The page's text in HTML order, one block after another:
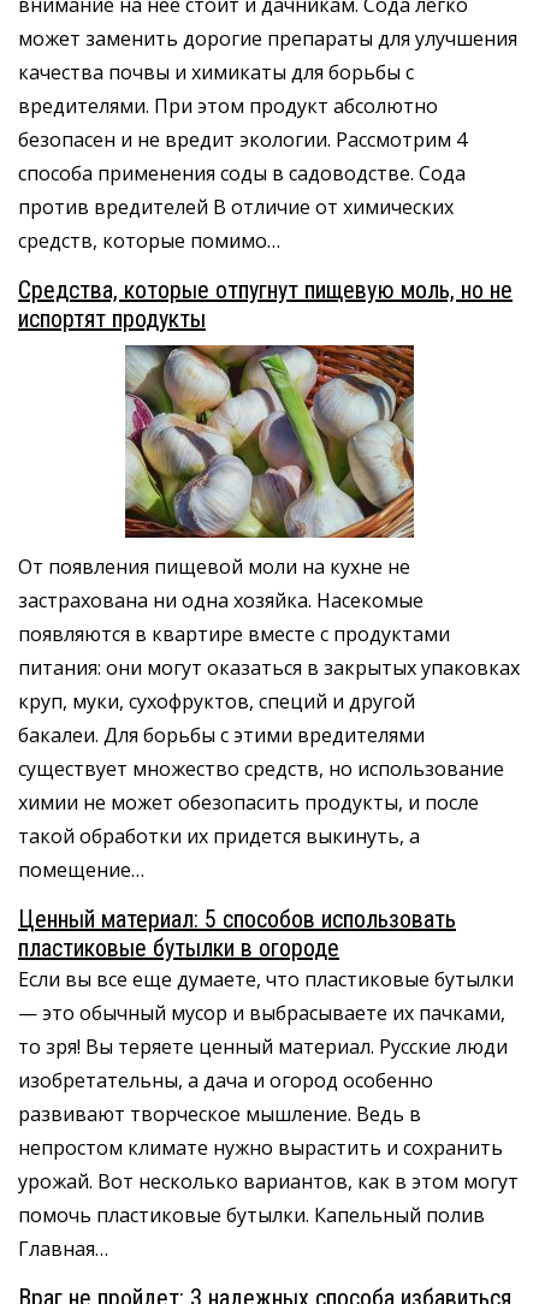
может заменить дорогие препараты для улучшения
качества почвы и химикаты для борьбы с
вредителями. При этом продукт абсолютно
безопасен и не вредит экологии. Рассмотрим 4
способа применения соды в садоводстве. Сода
против вредителей В отличие от химических
средств, которые помимо…
Средства, которые отпугнут пищевую моль, но не
испортят продукты
От появления пищевой моли на кухне не
застрахована ни одна хозяйка. Насекомые
появляются в квартире вместе с продуктами
питания: они могут оказаться в закрытых упаковках
круп, муки, сухофруктов, специй и другой
бакалеи. Для борьбы с этими вредителями
существует множество средств, но использование
химии не может обезопасить продукты, и после
такой обработки их придется выкинуть, а
помещение…
Ценный материал: 5 способов использовать
пластиковые бутылки в огороде
Если вы все еще думаете, что пластиковые бутылки
— это обычный мусор и выбрасываете их пачками,
то зря! Вы теряете ценный материал. Русские люди
изобретательны, а дача и огород особенно
развивают творческое мышление. Ведь в
непростом климате нужно вырастить и сохранить
урожай. Вот несколько вариантов, как в этом могут
помочь пластиковые бутылки. Капельный полив
Главная…
Враг не пройдет: 3 надежных способа избавиться